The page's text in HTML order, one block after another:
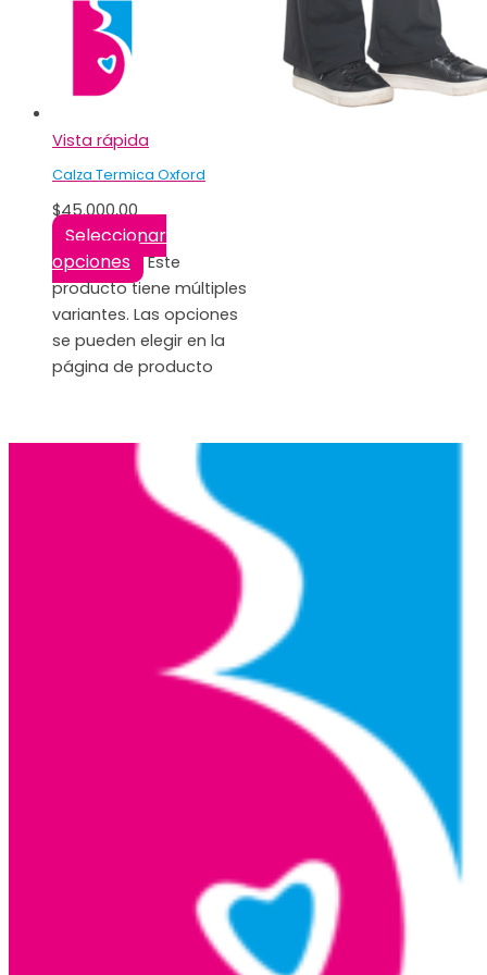
Vista rápida
Calza Termica Oxford
$45.000,00
Seleccionar
opciones
Este
producto tiene múltiples
variantes. Las opciones
se pueden elegir en la
página de producto